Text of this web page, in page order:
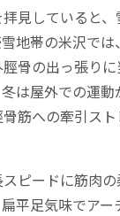
見していると
地帯の米沢で
骨の出っ張り
は屋外での運
筋への牽引ス
ピードに筋肉
平足気味でア